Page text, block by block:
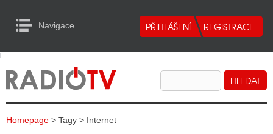
Navigace
RADIA
TELEVIZE
INTERNET
to Content
Homepage > Tagy > Internet